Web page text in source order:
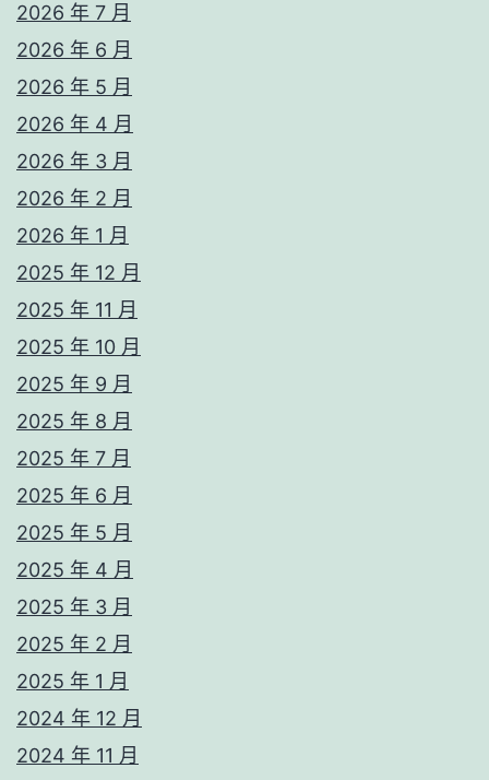
2026 年 7 月
2026 年 6 月
2026 年 5 月
2026 年 4 月
2026 年 3 月
2026 年 2 月
2026 年 1 月
2025 年 12 月
2025 年 11 月
2025 年 10 月
2025 年 9 月
2025 年 8 月
2025 年 7 月
2025 年 6 月
2025 年 5 月
2025 年 4 月
2025 年 3 月
2025 年 2 月
2025 年 1 月
2024 年 12 月
2024 年 11 月